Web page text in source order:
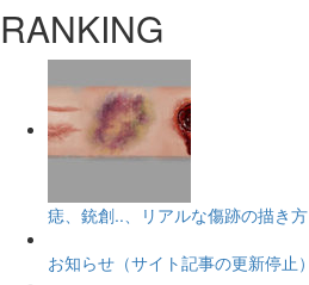
RANKING
痣、銃創..、リアルな傷跡の描き方
お知らせ（サイト記事の更新停止）